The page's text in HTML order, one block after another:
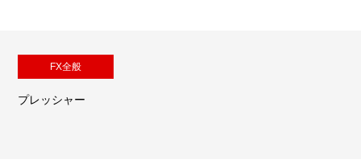
FX全般
プレッシャー